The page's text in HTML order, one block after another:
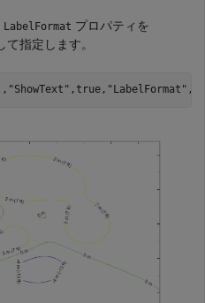
LabelFormat プロパティを
指定します。
"ShowText" ,true, "LabelFormat"